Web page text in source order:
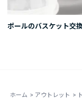
ポールのバスケット交
ホーム > アウトレット >